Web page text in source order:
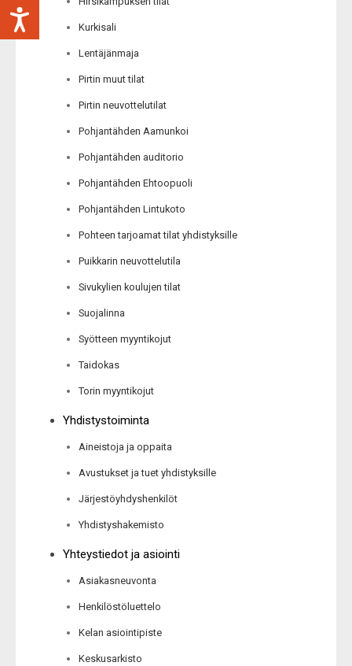
Kurkisali
Lentäjänmaja
Pirtin muut tilat
Pirtin neuvottelutilat
Pohjantähden Aamunkoi
Pohjantähden auditorio
Pohjantähden Ehtoopuoli
Pohjantähden Lintukoto
Pohteen tarjoamat tilat yhdistyksille
Puikkarin neuvottelutila
Sivukylien koulujen tilat
Suojalinna
Syötteen myyntikojut
Taidokas
Torin myyntikojut
Yhdistystoiminta
Aineistoja ja oppaita
Avustukset ja tuet yhdistyksille
Järjestöyhdyshenkilöt
Yhdistyshakemisto
Yhteystiedot ja asiointi
Asiakasneuvonta
Henkilöstöluettelo
Kelan asiointipiste
Keskusarkisto